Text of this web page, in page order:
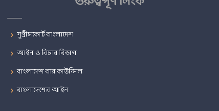
সুপ্রীমকোর্ট বাংলাদেশ
আইন ও বিচার বিভাগ
বাংলাদেশ বার কাউন্সিল
বাংলাদেশের আইন